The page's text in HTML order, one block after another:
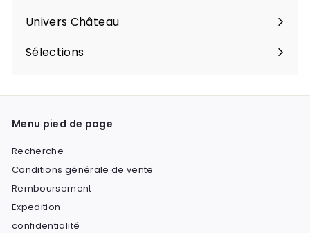
Univers Château
Sélections
Menu pied de page
Recherche
Conditions générale de vente
Remboursement
Expedition
confidentialité